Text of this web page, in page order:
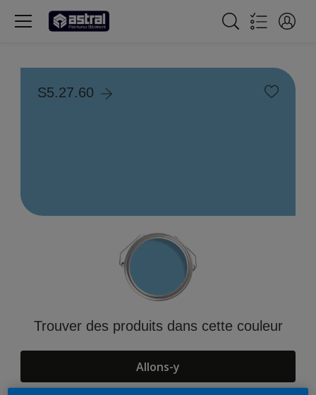
S5.27.60
Trouver des produits dans cette couleur
Allons-y